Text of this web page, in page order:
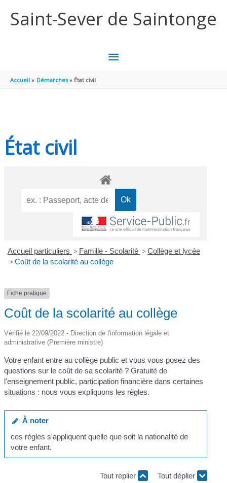
Saint-Sever de Saintonge
MENU
Accueil Démarches État civil
État civil
Accueil particuliers > Famille - Scolarité > Collège et lycée
> Coût de la scolarité au collège
Fiche pratique
Coût de la scolarité au collège
Vérifié le 22/09/2022 - Direction de l'information légale et
administrative (Première ministre)
Votre enfant entre au collège public et vous vous posez des
questions sur le coût de sa scolarité ? Gratuité de
l'enseignement public, participation financière dans certaines
situations : nous vous expliquons les règles.
À noter
ces règles s'appliquent quelle que soit la nationalité de
votre enfant.
Tout replier Tout déplier